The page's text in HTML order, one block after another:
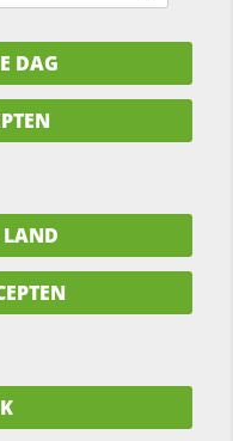
DAG
LAND